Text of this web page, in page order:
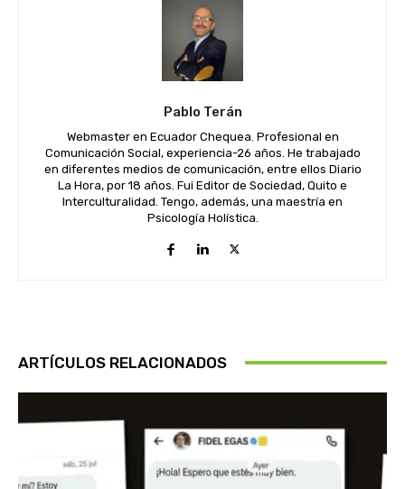
Pablo Terán
Webmaster en Ecuador Chequea. Profesional en
Comunicación Social, experiencia-26 años. He trabajado
en diferentes medios de comunicación, entre ellos Diario
La Hora, por 18 años. Fui Editor de Sociedad, Quito e
Interculturalidad. Tengo, además, una maestría en
Psicología Holística.
ARTÍCULOS RELACIONADOS